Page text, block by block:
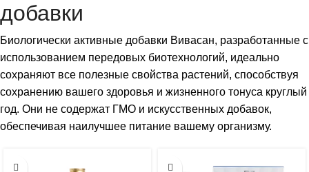
добавки
Биологически активные добавки Вивасан, разработанные с
использованием передовых биотехнологий, идеально
сохраняют все полезные свойства растений, способствуя
сохранению вашего здоровья и жизненного тонуса круглый
год. Они не содержат ГМО и искусственных добавок,
обеспечивая наилучшее питание вашему организму.